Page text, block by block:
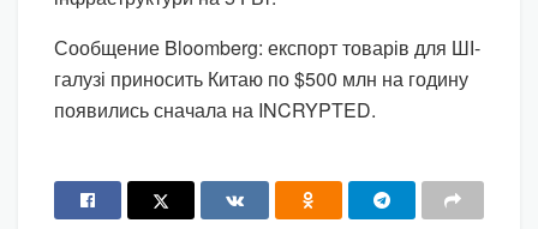
Сообщение Bloomberg: експорт товарів для ШІ-
галузі приносить Китаю по $500 млн на годину
появились сначала на INCRYPTED.